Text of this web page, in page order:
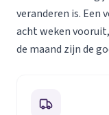
veranderen is. Een
acht weken
de maand zijn de